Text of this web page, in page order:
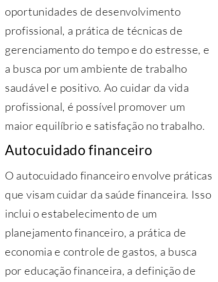
oportunidades de desenvolvimento
profissional, a prática de técnicas de
gerenciamento do tempo e do estresse, e
a busca por um ambiente de trabalho
saudável e positivo. Ao cuidar da vida
profissional, é possível promover um
maior equilíbrio e satisfação no trabalho.
Autocuidado financeiro
O autocuidado financeiro envolve práticas
que visam cuidar da saúde financeira. Isso
inclui o estabelecimento de um
planejamento financeiro, a prática de
economia e controle de gastos, a busca
por educação financeira, a definição de